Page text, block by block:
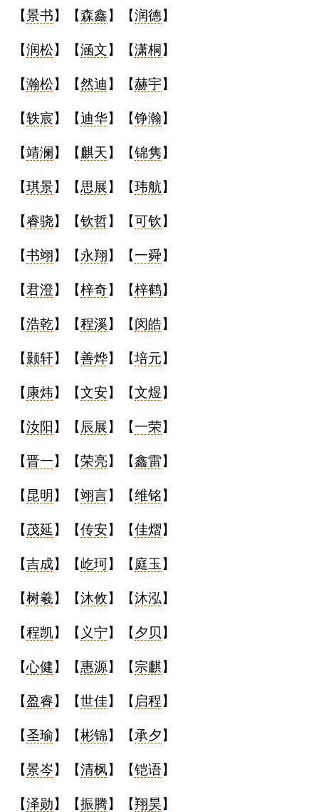
【景书】【森鑫】【润德】
【润松】【涵文】【潇桐 】
【瀚松】【然迪 】【赫宇】
【轶宸】【迪华】【铮瀚】
【靖澜 】【麒天】【锦隽】
【琪景】【思展】【玮航】
【睿骁】【钦哲】【可钦】
【书翊】【永翔】【一舜】
【君澄】【梓奇】【梓鹤】
【浩乾】【程溪】【闵皓】
【颢轩】【善烨】【培元】
【 康炜】【文安】【文煜】
【汝阳 】【 辰展】【一荣】
【晋一】【荣亮】【鑫雷】
【 昆明 】【翊言】【维铭】
【茂延 】【传安】【佳熠】
【吉成】【屹珂】【 庭玉 】
【树羲】【沐攸】【沐泓】
【程凯】【 义宁】【夕贝 】
【心健】【惠源】【宗麒】
【盈睿】【世佳】【 启程】
【圣瑜】【彬锦】【承夕】
【景岑】【清枫】【铠语】
【泽勋】【振腾】【翔昊】